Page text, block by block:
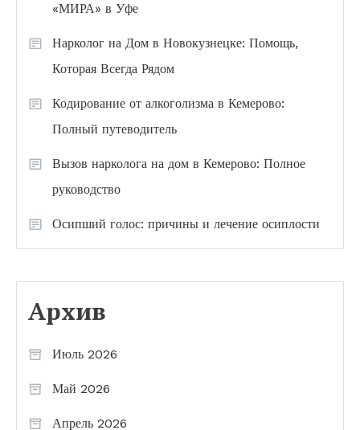
«МИРА» в Уфе
Нарколог на Дом в Новокузнецке: Помощь,
Которая Всегда Рядом
Кодирование от алкоголизма в Кемерово:
Полный путеводитель
Вызов нарколога на дом в Кемерово: Полное
руководство
Осипший голос: причины и лечение осиплости
Архив
Июль 2026
Май 2026
Апрель 2026